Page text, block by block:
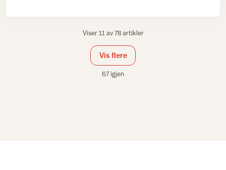
Viser 11 av 78 artikler
Vis flere
67 igjen